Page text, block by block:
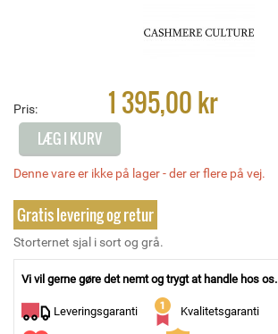
Pris: 1 395,00 kr
LÆG I KURV
Denne vare er ikke på lager - der er flere på vej.
Gratis levering og retur
Storternet sjal i sort og grå.
Vi vil gerne gøre det nemt og trygt at handle hos os.
Leveringsgaranti Kvalitetsgaranti